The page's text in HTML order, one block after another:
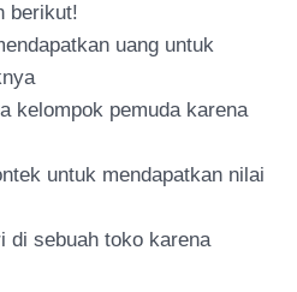
berikut!
uang untuk
kelompok pemuda karena
untuk mendapatkan nilai
di sebuah toko karena